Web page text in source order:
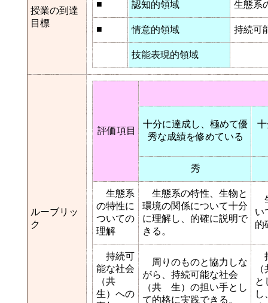
授業の到達
目標
■ 認知的領域 生態系
■ 情意的領域 持続可
技能表現的領域
ルーブリッ
ク
評価項目
十分に達成し、極めて優
秀な成績を修めている
秀
生態系
の特性に
ついての
理解
生態系の特性、生物と
環境の関係について十分
に理解し、的確に説明で
きる。
い
的
持続可
能な社会
（共
生）への
周りのものと協力しな
がら、持続可能な社会
（共 生）の担い手とし
て的格に実践できる。
と
し